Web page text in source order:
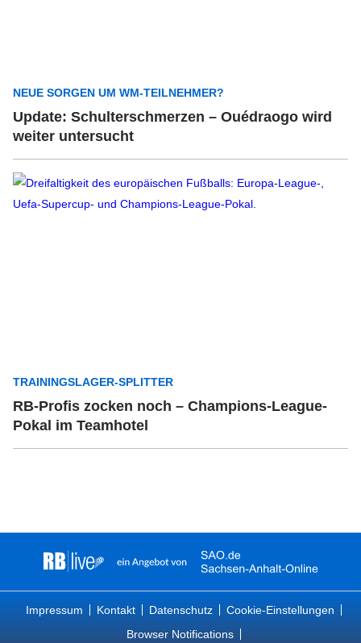
NEUE SORGEN UM WM-TEILNEHMER?
Update: Schulterschmerzen – Ouédraogo wird
weiter untersucht
TRAININGSLAGER-SPLITTER
RB-Profis zocken noch – Champions-League-
Pokal im Teamhotel
Impressum Kontakt Datenschutz
Cookie-Einstellungen
Browser Notifications